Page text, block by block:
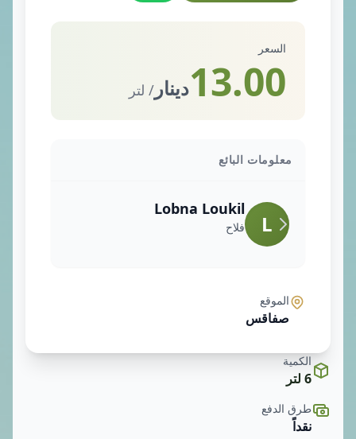
السعر
13.00دينار / لتر
معلومات البائع
L
Lobna Loukil
فلاح
الموقع
صفاقس
الكمية
6 لتر
طرق الدفع
نقداً